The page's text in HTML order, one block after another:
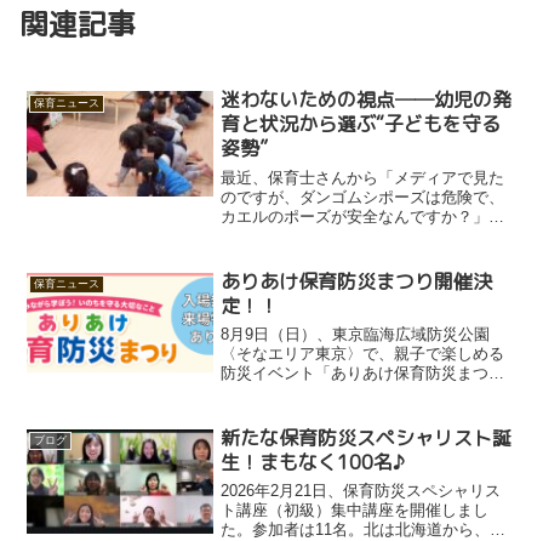
関連記事
保育ニュース
迷わないための視点──幼児の発
育と状況から選ぶ“子どもを守る
姿勢”
最近、保育士さんから「メディアで見た
のですが、ダンゴムシポーズは危険で、
カエルのポーズが安全なんですか？」と
どもたちの安全を真剣に考えている証拠
だと感じています。むしろ何...
保育ニュース
ありあけ保育防災まつり開催決
定！！
8月9日（日）、東京臨海広域防災公園
〈そなエリア東京〉で、親子で楽しめる
防災イベント「ありあけ保育防災まつ
ちを守る力を育むための体験がたくさん
詰まった1日です。今回の...
ブログ
新たな保育防災スペシャリスト誕
生！まもなく100名♪
2026年2月21日、保育防災スペシャリス
ト講座（初級）集中講座を開催しまし
た。参加者は11名。北は北海道から、南